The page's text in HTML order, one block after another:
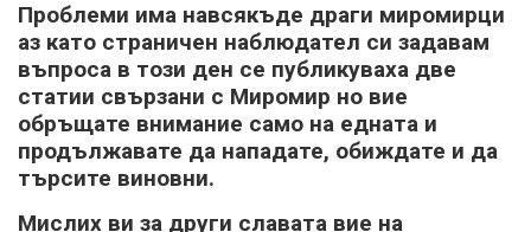
Проблеми има навсякъде драги миромирци
аз като страничен наблюдател си задавам
въпроса в този ден се публикуваха две
статии свързани с Миромир но вие
обръщате внимание само на едната и
продължавате да нападате, обиждате и да
търсите виновни.
Мислих ви за други славата вие на